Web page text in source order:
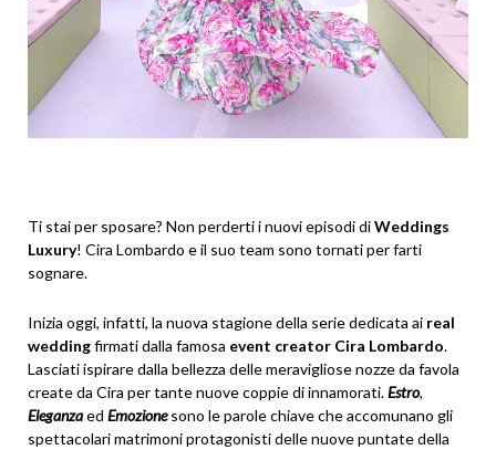
Ti stai per sposare? Non perderti i nuovi episodi diWeddings
Luxury! Cira Lombardo e il suo team sono tornati per farti
sognare.
Inizia oggi, infatti, la nuova stagione della serie dedicata ai real
weddingfirmati dalla famosa event creator Cira Lombardo.
Lasciati ispirare dalla bellezza delle meravigliose nozze da favola
create da Cira per tante nuove coppie di innamorati.Estro,
Eleganzaed Emozione sono le parole chiave che accomunano gli
spettacolari matrimoni protagonisti delle nuove puntate della